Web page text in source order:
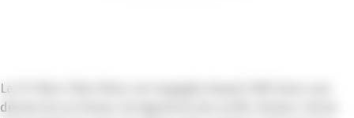
La CCI Nice Côte d’Azur est engagée depuis 2003 dans une
démarche en faveur du logement des actifs, facteur-clé de